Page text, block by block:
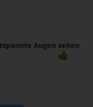
Augen sehen